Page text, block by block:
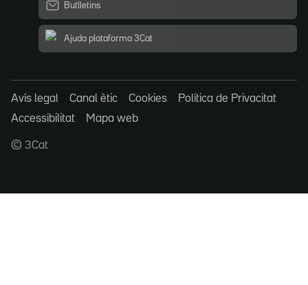
Butlletins
Ajuda plataforma 3Cat
Avís legal Canal ètic Cookies
Política de Privacitat
Accessibilitat
Mapa web
© 3Cat